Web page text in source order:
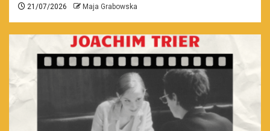
21/07/2026 Maja Grabowska